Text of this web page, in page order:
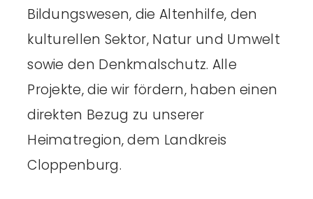
Bildungswesen, die Altenhilfe, den
kulturellen Sektor, Natur und Umwelt
sowie den Denkmalschutz. Alle
Projekte, die wir fördern, haben einen
direkten Bezug zu unserer
Heimatregion, dem Landkreis
Cloppenburg.